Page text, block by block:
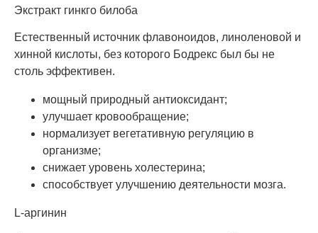
Экстракт гинкго билоба
Естественный источник флавоноидов, линоленовой и
хинной кислоты, без которого Бодрекс был бы не
столь эффективен.
мощный природный антиоксидант;
улучшает кровообращение;
нормализует вегетативную регуляцию в
организме;
снижает уровень холестерина;
способствует улучшению деятельности мозга.
L-аргинин